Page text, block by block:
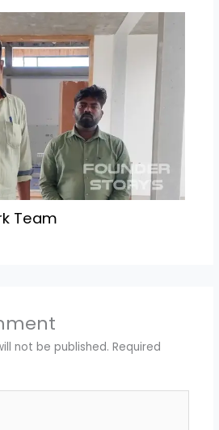
Team
not be published. Required